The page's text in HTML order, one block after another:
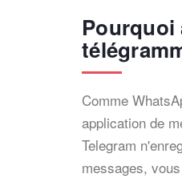
Pourquoi
Comme
application de
Telegram
messages,